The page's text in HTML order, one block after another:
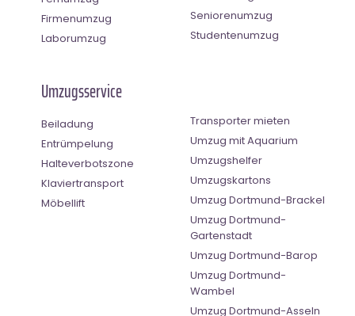
Firmenumzug
Laborumzug
Seniorenumzug
Studentenumzug
Umzugsservice
Beiladung
Entrümpelung
Halteverbotszone
Klaviertransport
Möbellift
Transporter mieten
Umzug mit Aquarium
Umzugshelfer
Umzugskartons
Umzug Dortmund-Brackel
Umzug Dortmund-
Gartenstadt
Umzug Dortmund-Barop
Umzug Dortmund-
Wambel
Umzug Dortmund-Asseln